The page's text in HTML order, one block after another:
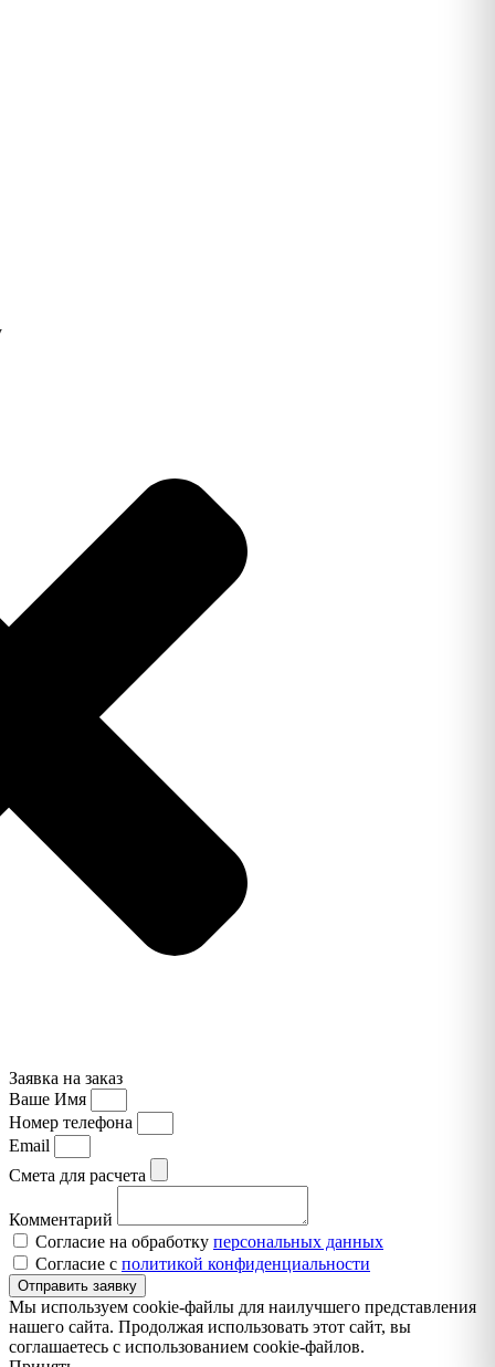
Заявка на заказ
Ваше Имя
Номер телефона
Email
Смета для расчета
Комментарий
Согласие на обработку персональных данных
Согласие с политикой конфиденциальности
Отправить заявку
Мы используем cookie-файлы для наилучшего представления
нашего сайта. Продолжая использовать этот сайт, вы
соглашаетесь с использованием cookie-файлов.